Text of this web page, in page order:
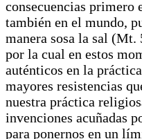
consecuencias
también en el mundo,
manera sosa la sal
por la cual en estos
auténticos en la
mayores resistencias
nuestra práctica
invenciones acuñadas
para ponernos en un